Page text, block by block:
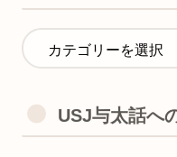
USJ与太話へ